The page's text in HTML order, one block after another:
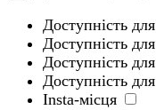
Доступність
Доступність
Доступність
Доступність
Insta-місця